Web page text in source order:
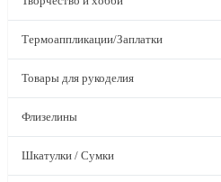
Термоаппликации/Заплатки
Товары для рукоделия
Флизелины
Шкатулки / Сумки